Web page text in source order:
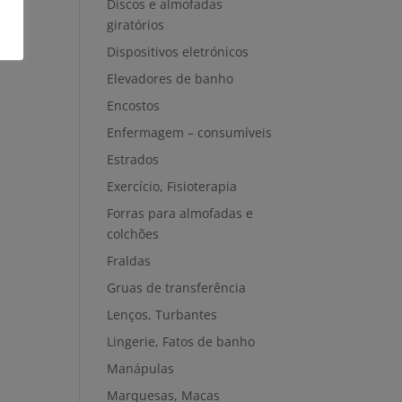
Discos e almofadas
giratórios
Dispositivos eletrónicos
Elevadores de banho
Encostos
Enfermagem – consumíveis
Estrados
Exercício, Fisioterapia
Forras para almofadas e
colchões
Fraldas
Gruas de transferência
Lenços, Turbantes
Lingerie, Fatos de banho
Manápulas
Marquesas, Macas